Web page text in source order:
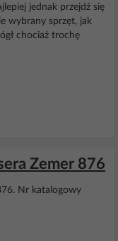
jednak przejdź się
wybrany sprzęt, jak
chociaż trochę
Zemer 876
Nr katalogowy